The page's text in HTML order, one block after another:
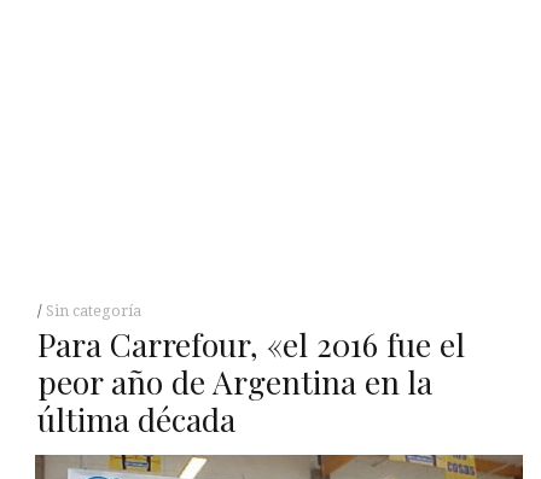
Sin categoría
Para Carrefour, «el 2016 fue el
peor año de Argentina en la
última década